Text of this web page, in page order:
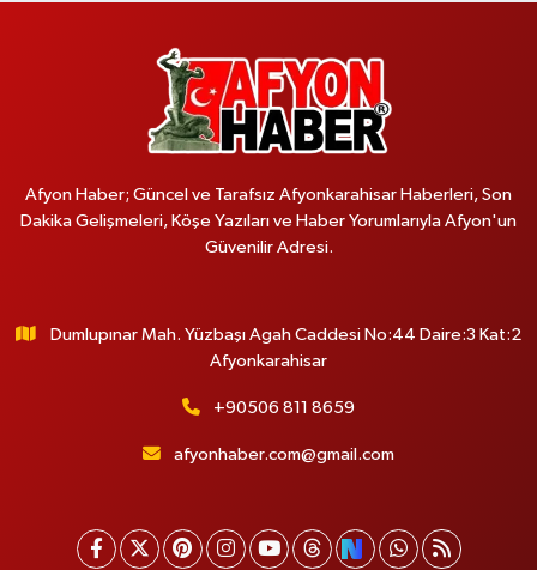
Afyon Haber; Güncel ve Tarafsız Afyonkarahisar Haberleri, Son
Dakika Gelişmeleri, Köşe Yazıları ve Haber Yorumlarıyla Afyon'un
Güvenilir Adresi.
Dumlupınar Mah. Yüzbaşı Agah Caddesi No:44 Daire:3 Kat:2
Afyonkarahisar
+90506 811 8659
afyonhaber.com@gmail.com